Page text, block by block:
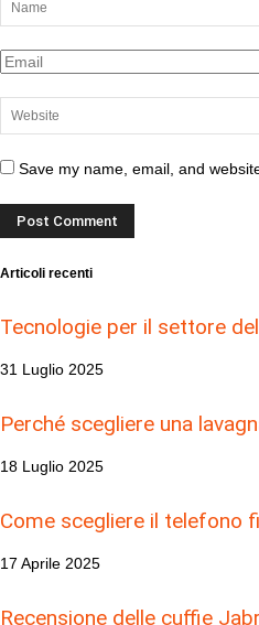
Save my name, email, and
Articoli recenti
Tecnologie per il settore
31 Luglio 2025
Perché scegliere una
18 Luglio 2025
Come scegliere il telefono
17 Aprile 2025
Recensione delle cuffie